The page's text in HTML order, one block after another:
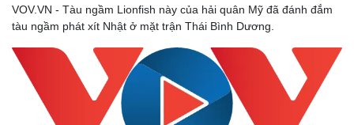
VOV.VN - Tàu ngầm Lionfish này của hải quân Mỹ đã đánh đắm
tàu ngầm phát xít Nhật ở mặt trận Thái Bình Dương.